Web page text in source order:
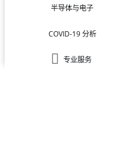
半导体与电子
COVID-19 分析
专业服务